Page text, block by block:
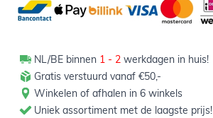
NL/BE binnen 1 - 2 werkdagen in huis!
Gratis verstuurd vanaf €50,-
Winkelen of afhalen in 6 winkels
Uniek assortiment met de laagste prijs!